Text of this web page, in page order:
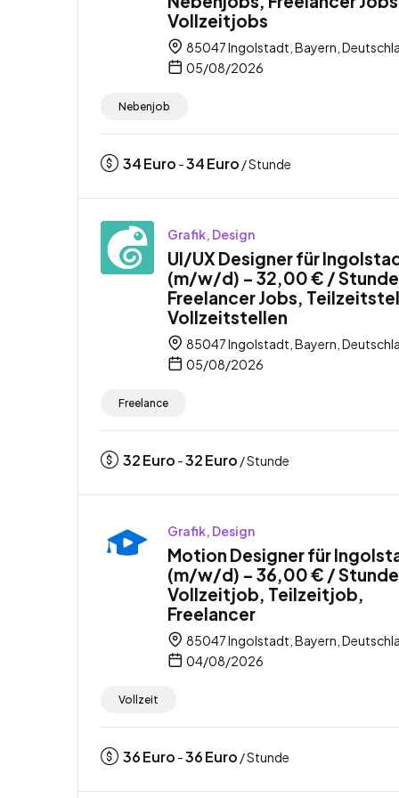
Vollzeitjobs
85047 Ingolstadt, Bayern,
05/08/2026
Nebenjob
34Euro -34Euro / Stunde
Grafik, Design
UI/UX Designer für
(m/w/d) – 32,00 € /
Freelancer Jobs,
Vollzeitstellen
85047 Ingolstadt, Bayern,
05/08/2026
Freelance
32Euro -32Euro / Stunde
Grafik, Design
Motion Designer für
(m/w/d) – 36,00 € /
Vollzeitjob, Teilzeitjob,
Freelancer
85047 Ingolstadt, Bayern,
04/08/2026
Vollzeit
36Euro -36Euro / Stunde